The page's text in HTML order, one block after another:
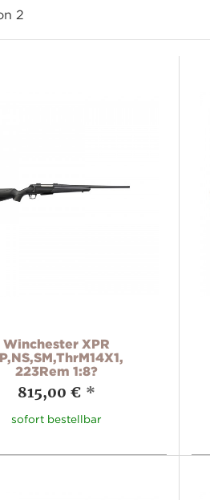
2
Winchester XPR
223Rem 1:8?
815,00 € *
sofort bestellbar